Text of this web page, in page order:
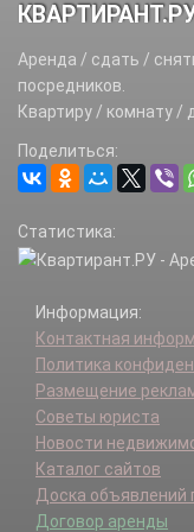
Аренда / сдать /
посредников.
Квартиру / комнату /
Поделиться:
Статистика:
Информация:
Контактная
Политика
Размещение
Советы юриста
Новости
Каталог сайтов
Доска объявлений
Договор аренды